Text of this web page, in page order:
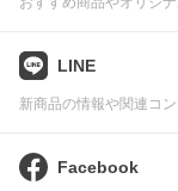
LINE
新商品の情報や関連コ
Facebook